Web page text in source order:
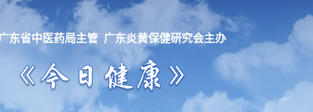
东省中医药局主管 广东炎黄保健研究会主办